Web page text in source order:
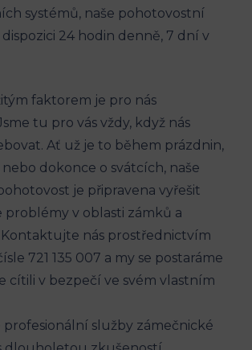
systémů, naše pohotovostní
24 hodin denně, 7 dní v
faktorem je pro nás
tu pro vás vždy, když nás
Ať už je to během prázdnin,
dokonce o svátcích, naše
je připravena vyřešit
problémy v oblasti zámků a
Kontaktujte nás prostřednictvím
721 135 007 a my se postaráme
cítili v bezpečí ve svém vlastním